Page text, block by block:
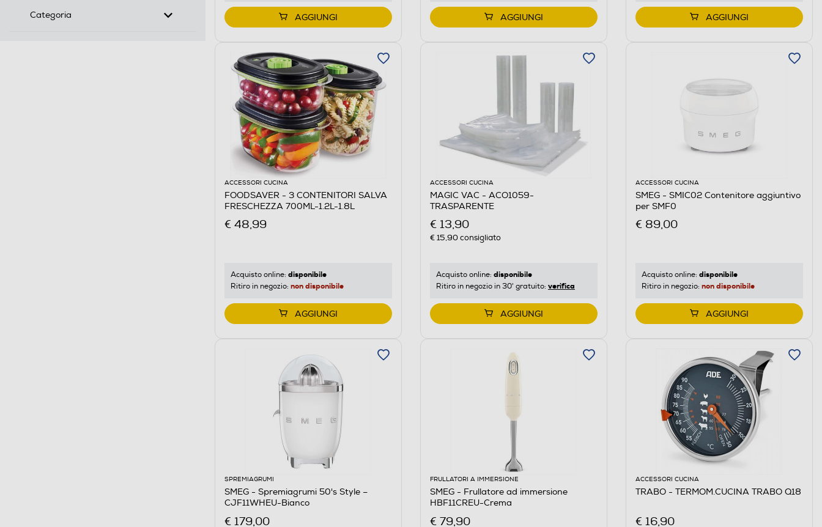
Categoria AGGIUNGI AGGIUNGI AGGIUNGI
ACCESSORI CUCINA
FOODSAVER - 3 CONTENITORI SALVA
FRESCHEZZA 700ML-1.2L-1.8L
€ 48,99
Acquisto online: disponibile
Ritiro in negozio: non disponibile
AGGIUNGI
ACCESSORI CUCINA
MAGIC VAC - ACO1059-
TRASPARENTE
€ 13,90
€ 15,90consigliato
Acquisto online: disponibile
Ritiro in negozio in 30' gratuito: verifica
AGGIUNGI
ACCESSORI CUCINA
SMEG - SMIC02 Contenitore aggiuntivo
per SMF0
€ 89,00
Acquisto online: disponibile
Ritiro in negozio: non disponibile
AGGIUNGI
SPREMIAGRUMI
SMEG - Spremiagrumi 50's Style –
CJF11WHEU-Bianco
€ 179,00
FRULLATORI A IMMERSIONE
SMEG - Frullatore ad immersione
HBF11CREU-Crema
€ 79,90
ACCESSORI CUCINA
TRABO - TERMOM.CUCINA TRABO Q18
€ 16,90